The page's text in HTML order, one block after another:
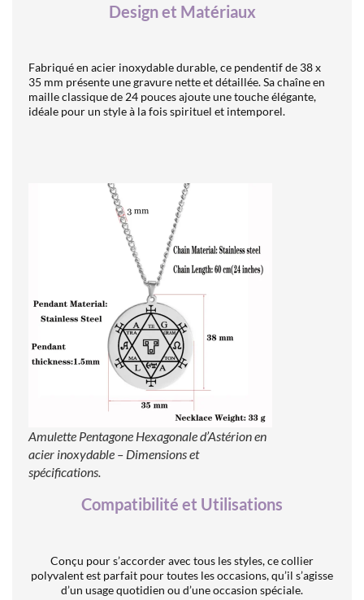
Design et Matériaux
Fabriqué en acier inoxydable durable, ce pendentif de 38 x
35 mm présente une gravure nette et détaillée. Sa chaîne en
maille classique de 24 pouces ajoute une touche élégante,
idéale pour un style à la fois spirituel et intemporel.
Amulette Pentagone Hexagonale d’Astérion en
acier inoxydable – Dimensions et
spécifications.
Compatibilité et Utilisations
Conçu pour s’accorder avec tous les styles, ce collier
polyvalent est parfait pour toutes les occasions, qu’il s’agisse
d’un usage quotidien ou d’une occasion spéciale.